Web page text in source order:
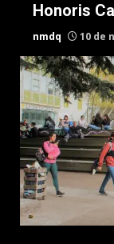
Honoris
nmdq 10 de